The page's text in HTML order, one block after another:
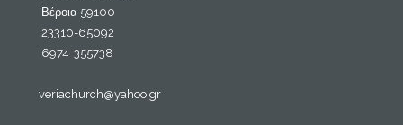
Βέροια 59100
23310-65092
6974-355738
veriachurch@yahoo.gr